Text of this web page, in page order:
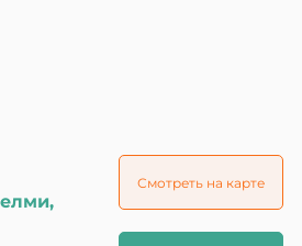
Смотреть на карте